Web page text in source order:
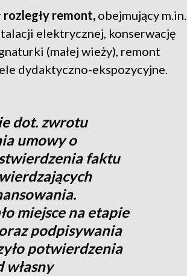
rozległy remont, obejmujący m.in.
elektrycznej, konserwację
(małej wieży), remont
dydaktyczno-ekspozycyjne.
dot. zwrotu
umowy o
faktu
miejsce na etapie
podpisywania
potwierdzenia
własny